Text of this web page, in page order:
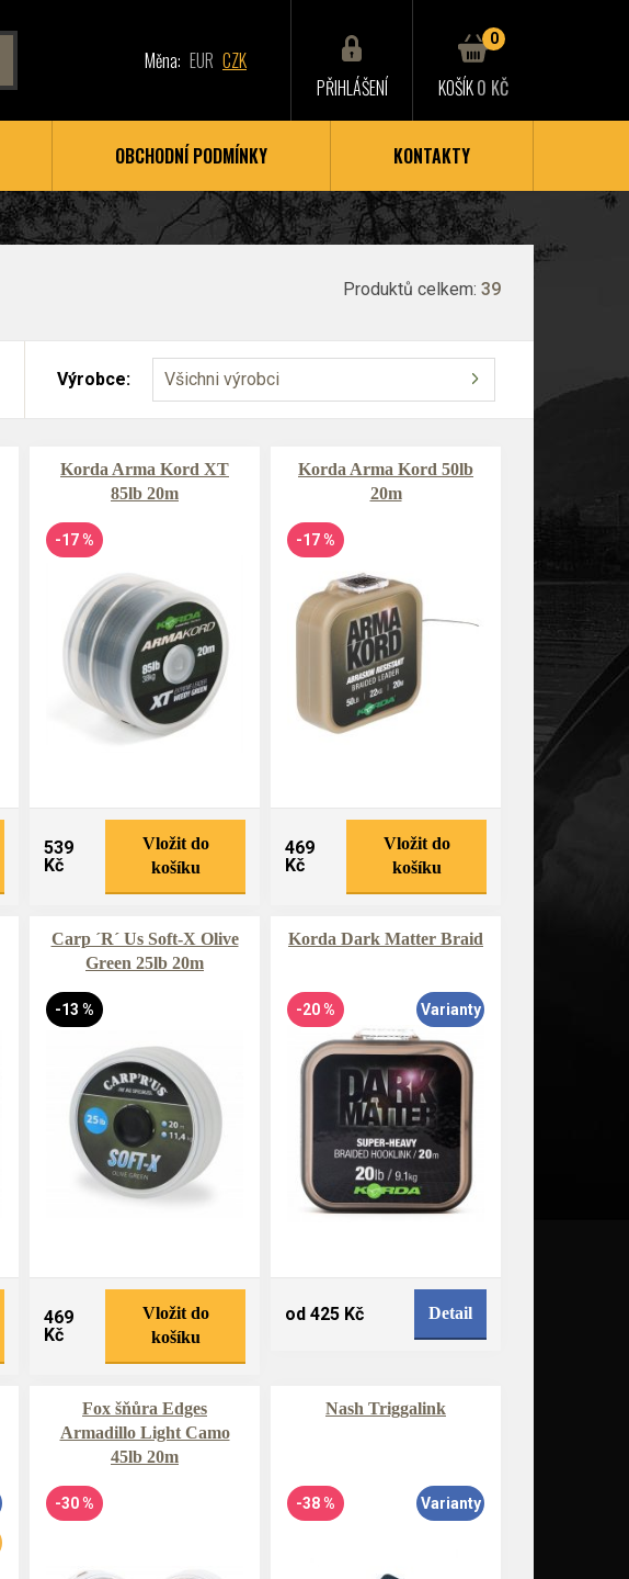
Měna: EUR CZK
PŘIHLÁŠENÍ
0
KOŠÍK0 KČ
OBCHODNÍ PODMÍNKY KONTAKTY
Produktů celkem: 39
Výrobce: Všichni výrobci
Korda Arma Kord XT
85lb 20m
-17 %
539
Kč
Vložit do
košíku
Korda Arma Kord 50lb
20m
-17 %
469
Kč
Vložit do
košíku
Carp ´R´ Us Soft-X Olive
Green 25lb 20m
-13 %
469
Kč
Vložit do
košíku
Korda Dark Matter Braid
-20 % Varianty
od 425 Kč Detail
Fox šňůra Edges
Armadillo Light Camo
45lb 20m
-30 %
Nash Triggalink
-38 % Varianty